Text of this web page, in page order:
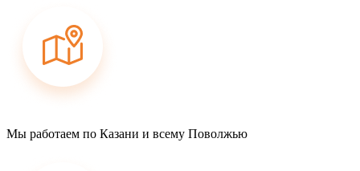
Мы работаем по Казани и всему Поволжью